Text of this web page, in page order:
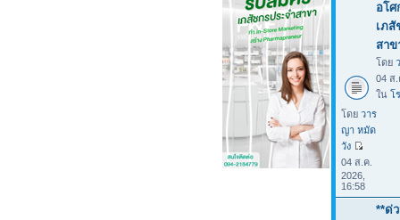
อโ
เภสั
สาข
โดย
04 ส.
ใน โ
โดย วาร
ญา หมัด
วัง
04 ส.ค.
2026,
16:58
**ด่